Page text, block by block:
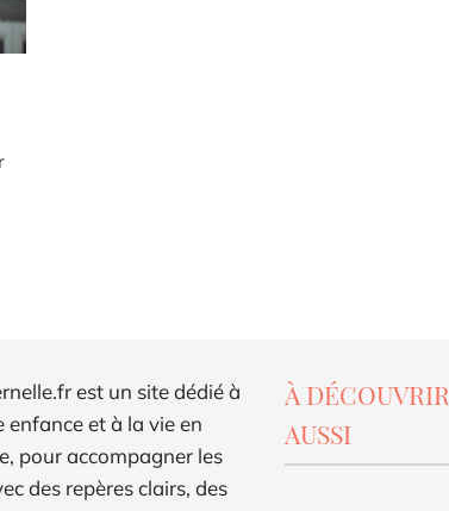
est un site dédié à
enfance et à la vie en
pour accompagner les
des repères clairs, des
À DÉCOUVRIR
AUSSI